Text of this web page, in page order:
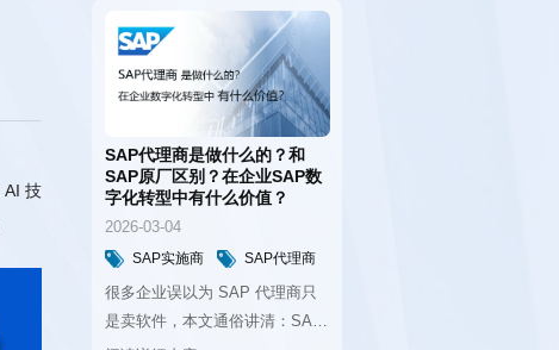
字化转型中有什么价值？
2026-03-04
SAP实施商
SAP代理商
SAP原厂